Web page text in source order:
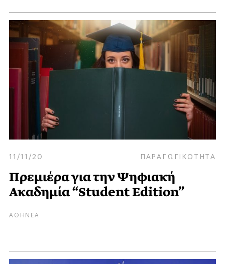
11/11/20 ΠΑΡΑΓΩΓΙΚΟΤΗΤΑ
Πρεμιέρα για την Ψηφιακή
Ακαδημία “Student Edition”
ΑΘΗΝΕΑ